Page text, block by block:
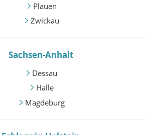
Plauen
Zwickau
Sachsen-Anhalt
Dessau
Halle
Magdeburg